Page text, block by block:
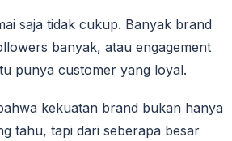
saja tidak cukup. Banyak brand
banyak, atau engagement
punya customer yang loyal.
kekuatan brand bukan hanya
tahu, tapi dari seberapa besar